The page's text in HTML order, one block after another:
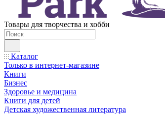
Товары для творчества и хобби
Каталог
Только в интернет-магазине
Книги
Бизнес
Здоровье и медицина
Книги для детей
Детская художественная литература